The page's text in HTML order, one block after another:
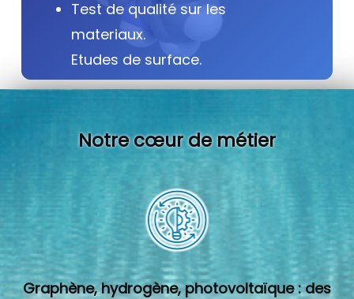
Test de qualité sur les
materiaux.
Etudes de surface.
Notre cœur de métier
Graphène, hydrogène, photovoltaïque : des